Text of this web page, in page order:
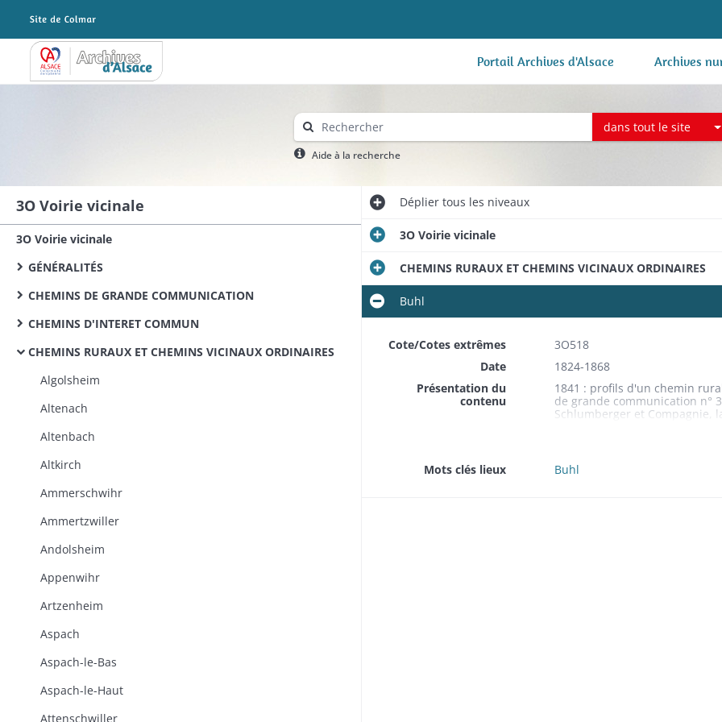
Archives Alsace - Colmar Portail Archives d'Alsace Archives
dans tout le site
Aide à la recherche
3O Voirie vicinale
3O Voirie vicinale
GÉNÉRALITÉS
CHEMINS DE GRANDE COMMUNICATION
CHEMINS D'INTERET COMMUN
CHEMINS RURAUX ET CHEMINS VICINAUX ORDINAIRES
Algolsheim
Altenach
Altenbach
Altkirch
Ammerschwihr
Ammertzwiller
Andolsheim
Appenwihr
Artzenheim
Aspach
Aspach-le-Bas
Aspach-le-Haut
Attenschwiller
Dépliertous les niveaux
3O Voirie vicinale
CHEMINS RURAUX ET CHEMINS VICINAUX ORDINAIRES
Buhl
Cote/Cotes extrêmes
3O518
Date
1824-1868
Présentation du
contenu
1841 : profils d'un chemin
de grande communication n°
Schlumberger et Compagnie,
ruraux, et le chemin de
communication n° 3 (plan n° 3
Mots clés lieux Buhl